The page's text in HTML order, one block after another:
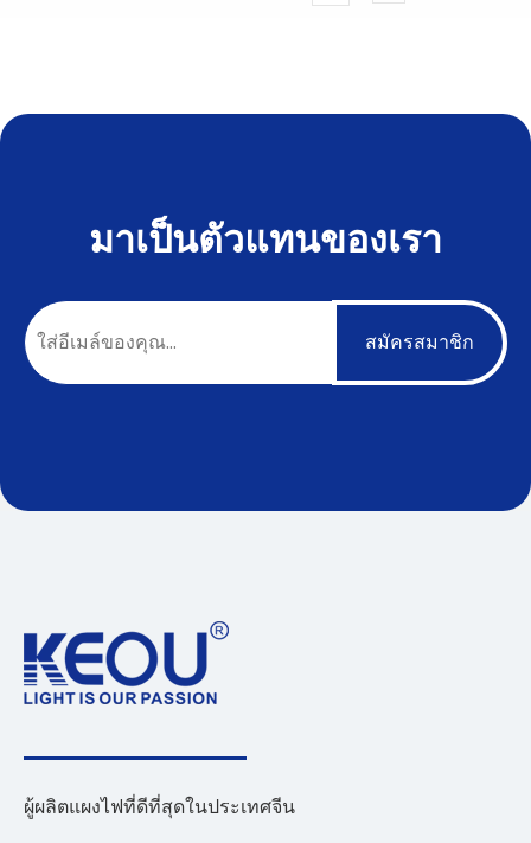
มาเป็นตัวแทนของเรา
สมัครสมาชิก
ผู้ผลิตแผงไฟที่ดีที่สุดในประเทศจีน